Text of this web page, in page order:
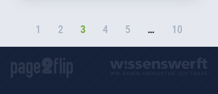
1 2 3 4 5 … 10